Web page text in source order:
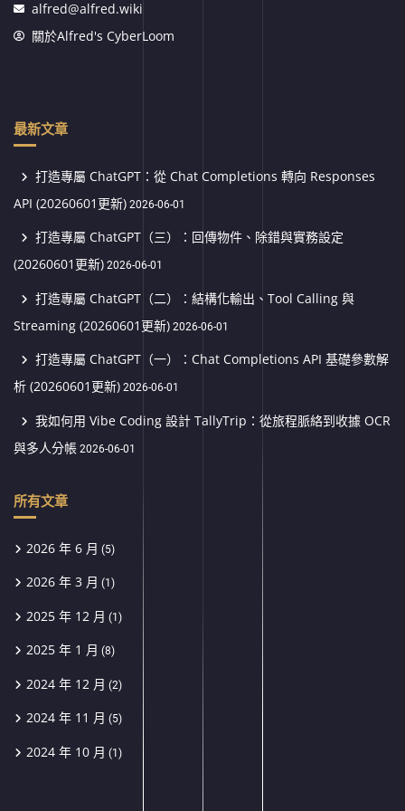
alfred@alfred.wiki
關於Alfred's CyberLoom
最新文章
打造專屬 ChatGPT：從 Chat Completions 轉向 Responses
API (20260601更新) 2026-06-01
打造專屬 ChatGPT（三）：回傳物件、除錯與實務設定
(20260601更新) 2026-06-01
打造專屬 ChatGPT（二）：結構化輸出、Tool Calling 與
Streaming (20260601更新) 2026-06-01
打造專屬 ChatGPT（一）：Chat Completions API 基礎參數解
析 (20260601更新) 2026-06-01
我如何用 Vibe Coding 設計 TallyTrip：從旅程脈絡到收據 OCR
與多人分帳 2026-06-01
所有文章
2026 年 6 月 (5)
2026 年 3 月 (1)
2025 年 12 月 (1)
2025 年 1 月 (8)
2024 年 12 月 (2)
2024 年 11 月 (5)
2024 年 10 月 (1)